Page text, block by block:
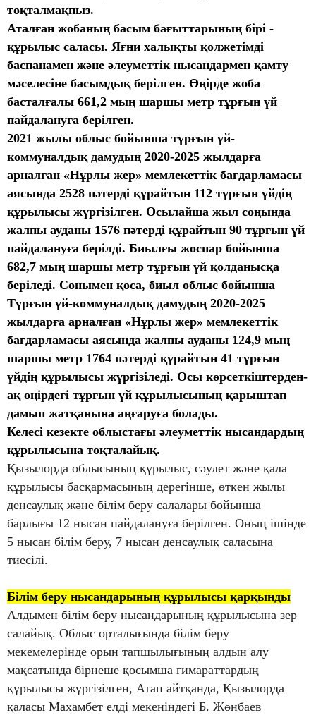
тоқталмақпыз.
Аталған жобаның басым бағыттарының бірі -
құрылыс саласы. Яғни халықты қолжетімді
баспанамен және әлеуметтік нысандармен қамту
мәселесіне басымдық берілген. Өңірде жоба
басталғалы 661,2 мың шаршы метр тұрғын үй
пайдалануға берілген.
2021 жылы облыс бойынша тұрғын үй-
коммуналдық дамудың 2020-2025 жылдарға
арналған «Нұрлы жер» мемлекеттік бағдарламасы
аясында 2528 пәтерді құрайтын 112 тұрғын үйдің
құрылысы жүргізілген. Осылайша жыл соңында
жалпы ауданы 1576 пәтерді құрайтын 90 тұрғын үй
пайдалануға берілді. Биылғы жоспар бойынша
682,7 мың шаршы метр тұрғын үй қолданысқа
беріледі. Сонымен қоса, биыл облыс бойынша
Тұрғын үй-коммуналдық дамудың 2020-2025
жылдарға арналған «Нұрлы жер» мемлекеттік
бағдарламасы аясында жалпы ауданы 124,9 мың
шаршы метр 1764 пәтерді құрайтын 41 тұрғын
үйдің құрылысы жүргізіледі. Осы көрсеткіштерден-
ақ өңірдегі тұрғын үй құрылысының қарыштап
дамып жатқанына аңғаруға болады.
Келесі кезекте облыстағы әлеуметтік нысандардың
құрылысына тоқталайық.
Қызылорда облысының құрылыс, сәулет және қала
құрылысы басқармасының дерегінше, өткен жылы
денсаулық және білім беру салалары бойынша
барлығы 12 нысан пайдалануға берілген. Оның ішінде
5 нысан білім беру, 7 нысан денсаулық саласына
тиесілі.
Білім беру нысандарының құрылысы қарқынды
Алдымен білім беру нысандарының құрылысына зер
салайық. Облыс орталығында білім беру
мекемелерінде орын тапшылығының алдын алу
мақсатында бірнеше қосымша ғимараттардың
құрылысы жүргізілген, Атап айтқанда, Қызылорда
қаласы Махамбет елді мекеніндегі Б. Жөнбаев